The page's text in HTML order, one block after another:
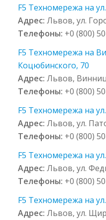
F5 Техномережа на
Адрес:Львов, ул.
Телефоны: +0 (800)
F5 Техномережа на
Коцюбинского, 70
Адрес:Львов,
Телефоны: +0 (800)
F5 Техномережа на
Адрес:Львов, ул.
Телефоны: +0 (800)
F5 Техномережа на
Адрес:Львов, ул.
Телефоны: +0 (800)
F5 Техномережа на
Адрес:Львов, ул.